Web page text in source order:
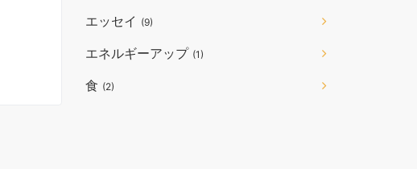
エッセイ (9)
エネルギーアップ (1)
食 (2)